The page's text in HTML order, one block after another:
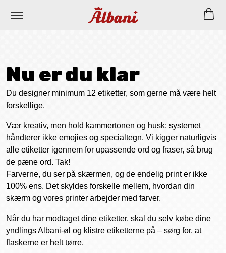
Nu er du klar
Du designer minimum 12 etiketter, som gerne må være helt
forskellige.
Vær kreativ, men hold kammertonen og husk; systemet
håndterer ikke emojies og specialtegn. Vi kigger naturligvis
alle etiketter igennem for upassende ord og fraser, så brug
de pæne ord. Tak!
Farverne, du ser på skærmen, og de endelig print er ikke
100% ens. Det skyldes forskelle mellem, hvordan din
skærm og vores printer arbejder med farver.
Når du har modtaget dine etiketter, skal du selv købe dine
yndlings Albani-øl og klistre etiketterne på – sørg for, at
flaskerne er helt tørre.